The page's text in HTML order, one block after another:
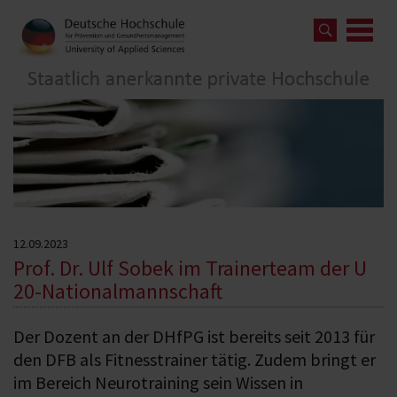
12.09.2023
Prof. Dr. Ulf Sobek im Trainerteam der U
20-Nationalmannschaft
Der Dozent an der DHfPG ist bereits seit 2013 für
den DFB als Fitnesstrainer tätig. Zudem bringt er
im Bereich Neurotraining sein Wissen in